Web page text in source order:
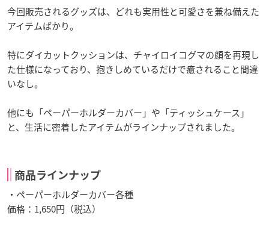
今回販売されるグッズは、どれも実用性と可愛さを兼ね備えた
アイテムばかり。
特にダイカットクッションは、チャイロイコグマの顔を再現し
た仕様になっており、抱きしめているだけで癒されること間違
いなし。
他にも「ペーパーホルダーカバー」や「ティッシュケース」
と、生活に密着したアイテムがラインナップされました。
商品ラインナップ
・ペーパーホルダーカバー各種
価格：1,650円（税込）